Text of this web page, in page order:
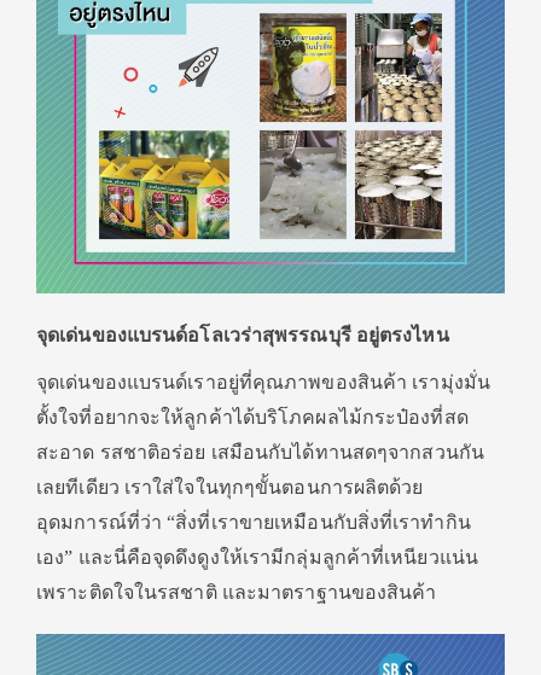
จุดเด่นของแบรนด์อโลเวร่าสุพรรณบุรี อยู่ตรงไหน
จุดเด่นของแบรนด์เราอยู่ที่คุณภาพของสินค้า เรามุ่งมั่น
ตั้งใจที่อยากจะให้ลูกค้าได้บริโภคผลไม้กระป๋องที่สด
สะอาด รสชาติอร่อย เสมือนกับได้ทานสดๆจากสวนกัน
เลยทีเดียว เราใส่ใจในทุกๆขั้นตอนการผลิตด้วย
อุดมการณ์ที่ว่า “สิ่งที่เราขายเหมือนกับสิ่งที่เราทำกิน
เอง” และนี่คือจุดดึงดูงให้เรามีกลุ่มลูกค้าที่เหนียวแน่น
เพราะติดใจในรสชาติ และมาตราฐานของสินค้า